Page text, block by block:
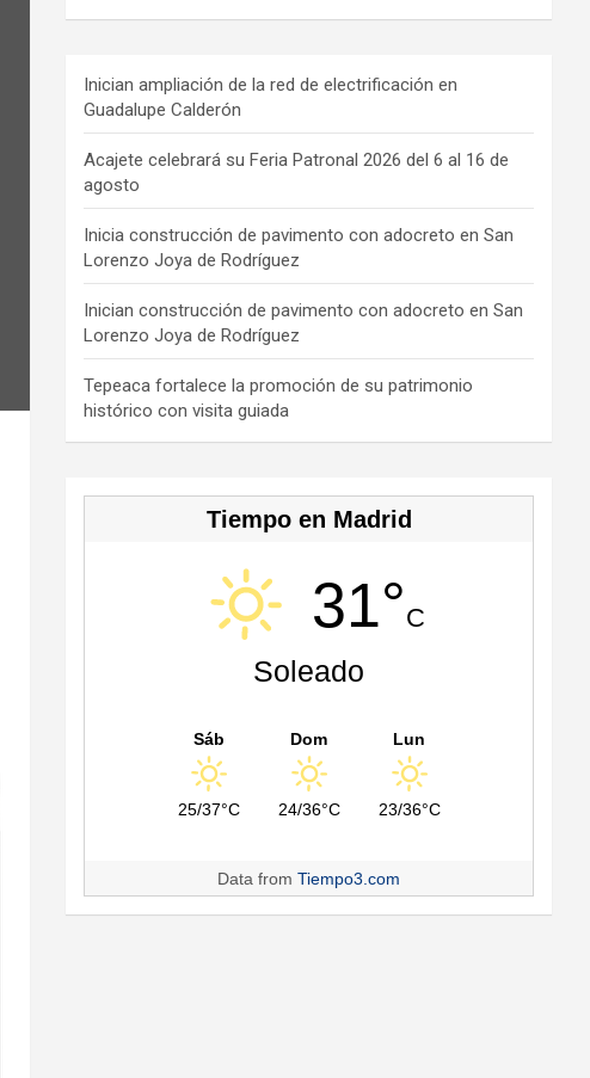
a
b
o
o
k
hr
a
d
s
st
gr
a
m
k
o
k
o
T
u
b
e
C
h
a
n
n
el
Inician ampliación de la red de electrificación en
Guadalupe Calderón
Acajete celebrará su Feria Patronal 2026 del 6 al 16 de
agosto
Inicia construcción de pavimento con adocreto en San
Lorenzo Joya de Rodríguez
Inician construcción de pavimento con adocreto en San
Lorenzo Joya de Rodríguez
Tepeaca fortalece la promoción de su patrimonio
histórico con visita guiada
Tiempo en Madrid
31°C
Soleado
Sáb
25/37°C
Dom
24/36°C
Lun
23/36°C
Data fromTiempo3.com